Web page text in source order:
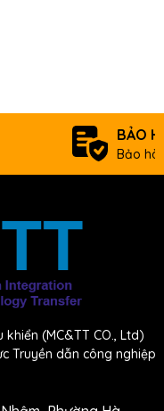
BẢO
Bảo
(MC&TT CO., Ltd)
Truyền dẫn công nghiệp